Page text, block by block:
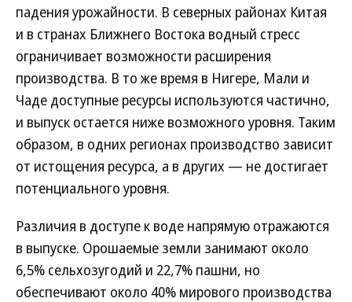
падения урожайности. В северных районах Китая
и в странах Ближнего Востока водный стресс
ограничивает возможности расширения
производства. В то же время в Нигере, Мали и
Чаде доступные ресурсы используются частично,
и выпуск остается ниже возможного уровня. Таким
образом, в одних регионах производство зависит
от истощения ресурса, а в других — не достигает
потенциального уровня.
Различия в доступе к воде напрямую отражаются
в выпуске. Орошаемые земли занимают около
6,5% сельхозугодий и 22,7% пашни, но
обеспечивают около 40% мирового производства